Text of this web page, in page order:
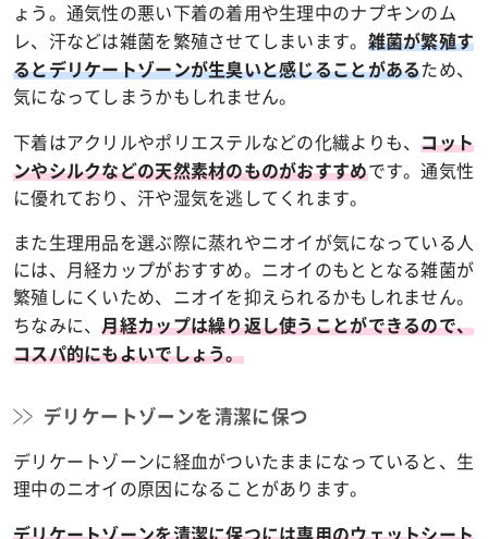
ょう。通気性の悪い下着の着用や生理中のナプキンのム
レ、汗などは雑菌を繁殖させてしまいます。 雑菌が繁殖す
るとデリケートゾーンが生臭いと感じることがあるため、
気になってしまうかもしれません。
下着はアクリルやポリエステルなどの化繊よりも、コット
ンやシルクなどの天然素材のものがおすすめです。通気性
に優れており、汗や湿気を逃してくれます。
また生理用品を選ぶ際に蒸れやニオイが気になっている人
には、月経カップがおすすめ。ニオイのもととなる雑菌が
繁殖しにくいため、ニオイを抑えられるかもしれません。
ちなみに、月経カップは繰り返し使うことができるので、
コスパ的にもよいでしょう。
デリケートゾーンを清潔に保つ
デリケートゾーンに経血がついたままになっていると、生
理中のニオイの原因になることがあります。
デリケートゾーンを清潔に保つには専用のウェットシート